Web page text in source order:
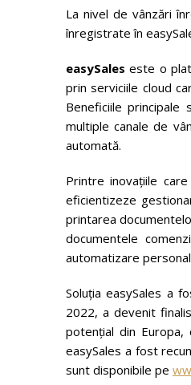
La nivel de vânzări
înregistrate în
easySales este o
prin serviciile cloud
Beneficiile
multiple canale de
automată.
Printre inovațiile
eficientizeze
printarea
documentele
automatizare
Soluția easySales a
2022, a devenit
potențial din
easySales a fost
sunt disponibile pe